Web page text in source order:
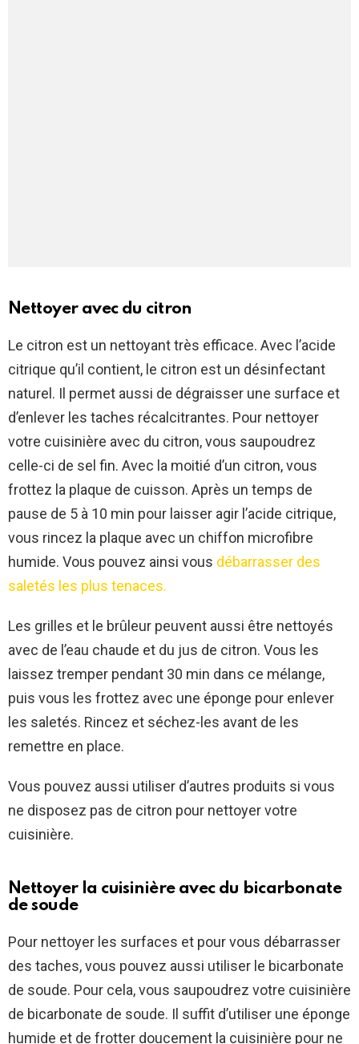
Nettoyer avec du citron
Le citron est un nettoyant très efficace. Avec l’acide
citrique qu’il contient, le citron est un désinfectant
naturel. Il permet aussi de dégraisser une surface et
d’enlever les taches récalcitrantes. Pour nettoyer
votre cuisinière avec du citron, vous saupoudrez
celle-ci de sel fin. Avec la moitié d’un citron, vous
frottez la plaque de cuisson. Après un temps de
pause de 5 à 10 min pour laisser agir l’acide citrique,
vous rincez la plaque avec un chiffon microfibre
humide. Vous pouvez ainsi vous débarrasser des
saletés les plus tenaces.
Les grilles et le brûleur peuvent aussi être nettoyés
avec de l’eau chaude et du jus de citron. Vous les
laissez tremper pendant 30 min dans ce mélange,
puis vous les frottez avec une éponge pour enlever
les saletés. Rincez et séchez-les avant de les
remettre en place.
Vous pouvez aussi utiliser d’autres produits si vous
ne disposez pas de citron pour nettoyer votre
cuisinière.
Nettoyer la cuisinière avec du bicarbonate
de soude
Pour nettoyer les surfaces et pour vous débarrasser
des taches, vous pouvez aussi utiliser le bicarbonate
de soude. Pour cela, vous saupoudrez votre cuisinière
de bicarbonate de soude. Il suffit d’utiliser une éponge
humide et de frotter doucement la cuisinière pour ne